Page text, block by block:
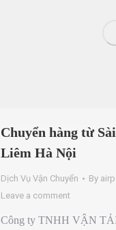
Chuyển hàng từ
Liêm Hà Nội
Dịch Vụ Vận Chuyển By
Leave a comment
Công ty TNHH VẬN